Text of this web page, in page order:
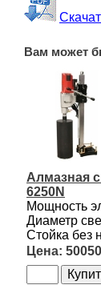
Вам может
Алмазная
6250N
Мощность
Диаметр
Стойка без
50050